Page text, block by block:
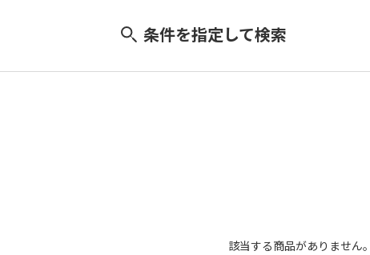
条件を指定して検索
該当する商品がありません。